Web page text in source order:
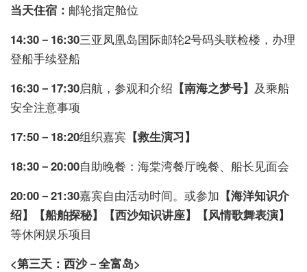
当天住宿： 邮轮指定舱位
14:30－16:30三亚凤凰岛国际邮轮2号码头联检楼，办理
登船手续登船
16:30－17:30启航，参观和介绍 【南海之梦号】 及乘船
安全注意事项
17:50－18:20组织嘉宾 【救生演习】
18:30－20:00自助晚餐：海棠湾餐厅晚餐、船长见面会
20:00－21:30嘉宾自由活动时间。或参加 【海洋知识介
绍】【船舶探秘】【西沙知识讲座】【风情歌舞表演】
等休闲娱乐项目
<第三天：西沙－全富岛>